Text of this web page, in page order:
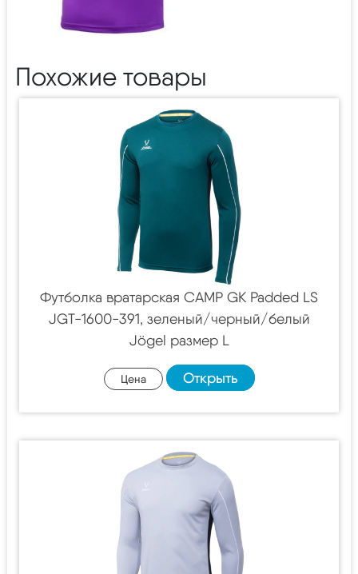
Похожие товары
Футболка вратарская CAMP GK Padded LS
JGT-1600-391, зеленый/черный/белый
Jögel размер L
Цена Открыть